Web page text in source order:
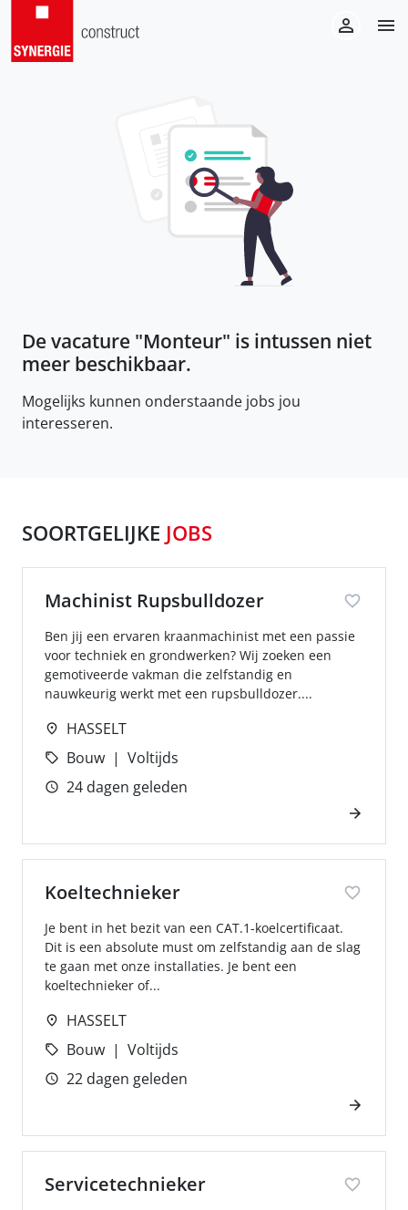
De vacature "Monteur" is intussen niet
meer beschikbaar.
Mogelijks kunnen onderstaande jobs jou
interesseren.
SOORTGELIJKE JOBS
Machinist Rupsbulldozer
Ben jij een ervaren kraanmachinist met een passie
voor techniek en grondwerken? Wij zoeken een
gemotiveerde vakman die zelfstandig en
nauwkeurig werkt met een rupsbulldozer....
HASSELT
Bouw
Voltijds
24 dagen geleden
Koeltechnieker
Je bent in het bezit van een CAT.1-koelcertificaat.
Dit is een absolute must om zelfstandig aan de slag
te gaan met onze installaties. Je bent een
koeltechnieker of...
HASSELT
Bouw
Voltijds
22 dagen geleden
Servicetechnieker